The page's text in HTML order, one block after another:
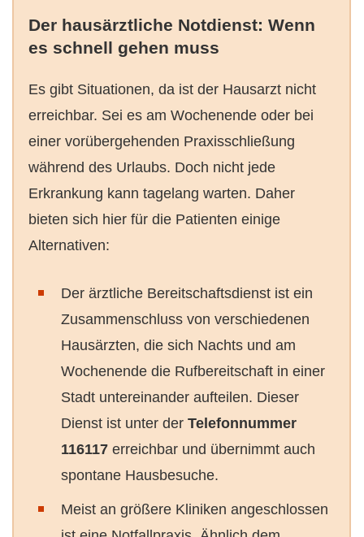
Der hausärztliche Notdienst: Wenn
es schnell gehen muss
Es gibt Situationen, da ist der Hausarzt nicht
erreichbar. Sei es am Wochenende oder bei
einer vorübergehenden Praxisschließung
während des Urlaubs. Doch nicht jede
Erkrankung kann tagelang warten. Daher
bieten sich hier für die Patienten einige
Alternativen:
Der ärztliche Bereitschaftsdienst ist ein
Zusammenschluss von verschiedenen
Hausärzten, die sich Nachts und am
Wochenende die Rufbereitschaft in einer
Stadt untereinander aufteilen. Dieser
Dienst ist unter der Telefonnummer
116117 erreichbar und übernimmt auch
spontane Hausbesuche.
Meist an größere Kliniken angeschlossen